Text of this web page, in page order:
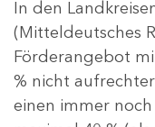
In den
(Mitteldeutsches
Förderangebot
% nicht
einen immer